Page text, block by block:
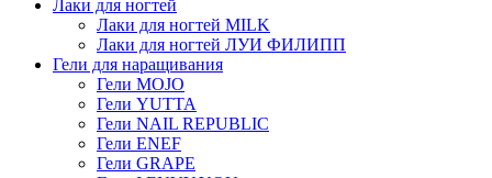
Лаки для ногтей
Лаки для ногтей MILK
Лаки для ногтей ЛУИ ФИЛИПП
Гели для наращивания
Гели MOJO
Гели YUTTA
Гели NAIL REPUBLIC
Гели ENEF
Гели GRAPE